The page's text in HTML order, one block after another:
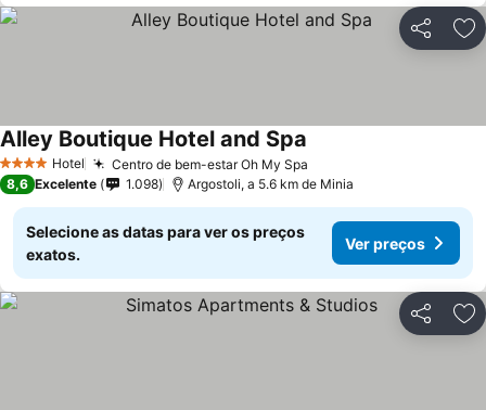
Partilhar
4 EstrelasHotel Centro de bem-estar Oh My Spa
Alley Boutique Hotel and Spa
8,6 Excelente 1.098 Argostoli, a 5.6 km de Minia
Selecione as datas para ver os preços
exatos.
Ver preços
Partilhar